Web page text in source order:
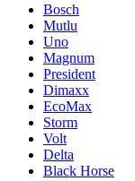
Bosch
Mutlu
Uno
Magnum
President
Dimaxx
EcoMax
Storm
Volt
Delta
Black Horse